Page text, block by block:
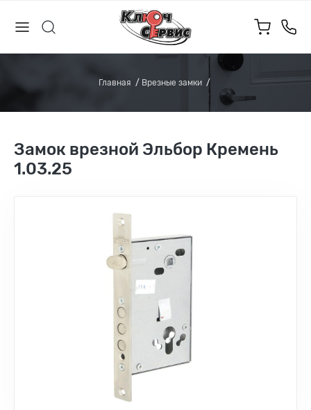
Главная Врезные замки
Замок врезной Эльбор Кремень
1.03.25